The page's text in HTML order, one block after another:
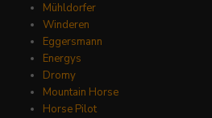
Mühldorfer
Winderen
Eggersmann
Energys
Dromy
Mountain Horse
Horse Pilot